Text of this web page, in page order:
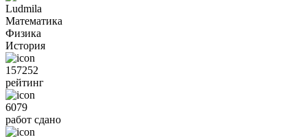
Ludmila
Математика
Физика
История
157252
рейтинг
6079
работ сдано